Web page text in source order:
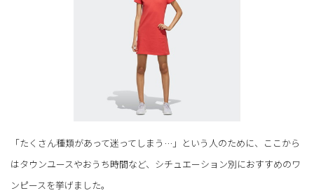
「たくさん種類があって迷ってしまう…」という人のために、ここから
はタウンユースやおうち時間など、シチュエーション別におすすめのワ
ンピースを挙げました。